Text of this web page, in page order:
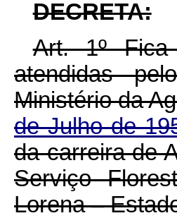
DECRETA:
Art. 1º Fica
atendidas
Ministério da
de Julho de
da carreira de
Serviço
Lorena –